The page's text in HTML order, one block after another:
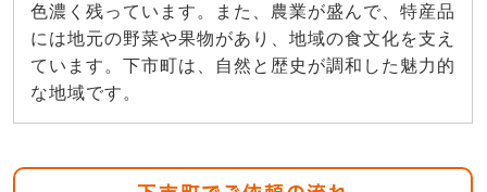
色濃く残っています。また、農業が盛んで、特産品
には地元の野菜や果物があり、地域の食文化を支え
ています。下市町は、自然と歴史が調和した魅力的
な地域です。